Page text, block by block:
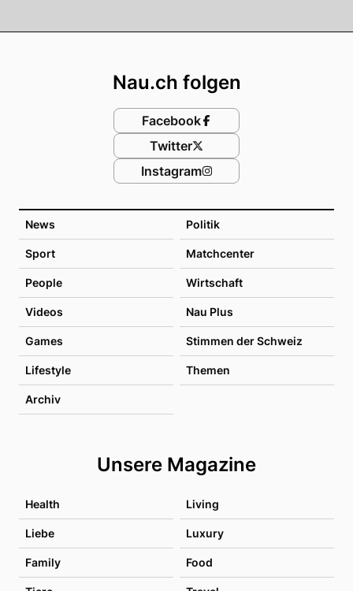
News Politik
Sport Matchcenter
People Wirtschaft
Videos Nau Plus
Games Stimmen der Schweiz
Lifestyle Themen
Archiv
Unsere Magazine
Health Living
Liebe Luxury
Family Food
Nau.ch folgen
Facebook
Twitter
Instagram